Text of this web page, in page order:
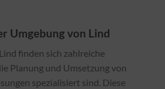
Umgebung von Lind
finden sich zahlreiche
Planung und Umsetzung von
spezialisiert sind. Diese